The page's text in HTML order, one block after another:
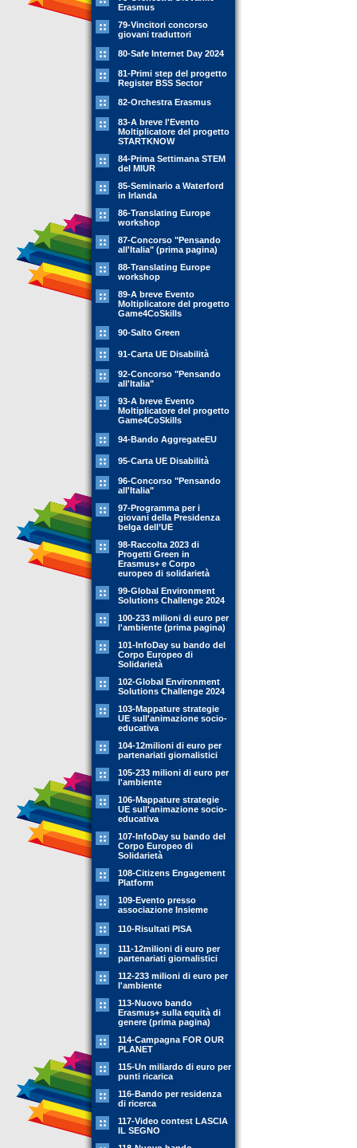
Erasmus
79-Vincitori concorso
giovani traduttori
80-Safe Internet Day 2024
81-Primi step del progetto
Register BSS Sector
82-Orchestra Erasmus
83-A breve l'Evento
Moltiplicatore del progetto
STARTKNOW
84-Prima Settimana STEM
del MIUR
85-Seminario a Waterford
in Irlanda
86-Translating Europe
workshop
87-Concorso "Pensando
all'Italia" (prima pagina)
88-Translating Europe
workshop
89-A breve Evento
Moltiplicatore del progetto
Game4CoSkills
90-Salto Green
91-Carta UE Disabilità
92-Concorso "Pensando
all'Italia"
93-A breve Evento
Moltiplicatore del progetto
Game4CoSkills
94-Bando AggregateEU
95-Carta UE Disabilità
96-Concorso "Pensando
all'Italia"
97-Programma per i
giovani della Presidenza
belga dell’UE
98-Raccolta 2023 di
Progetti Green in
Erasmus+ e Corpo
europeo di solidarietà
99-Global Environment
Solutions Challenge 2024
100-233 milioni di euro per
l'ambiente (prima pagina)
101-InfoDay su bando del
Corpo Europeo di
Solidarietà
102-Global Environment
Solutions Challenge 2024
103-Mappature strategie
UE sull'animazione socio-
educativa
104-12milioni di euro per
partenariati giornalistici
105-233 milioni di euro per
l'ambiente
106-Mappature strategie
UE sull'animazione socio-
educativa
107-InfoDay su bando del
Corpo Europeo di
Solidarietà
108-Citizens Engagement
Platform
109-Evento presso
associazione Insieme
110-Risultati PISA
111-12milioni di euro per
partenariati giornalistici
112-233 milioni di euro per
l'ambiente
113-Nuovo bando
Erasmus+ sulla equità di
genere (prima pagina)
114-Campagna FOR OUR
PLANET
115-Un miliardo di euro per
punti ricarica
116-Bando per residenza
di ricerca
117-Video contest LASCIA
IL SEGNO